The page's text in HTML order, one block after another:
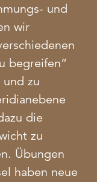
und
wir
begreifen“
zu
die
zu
Übungen
haben neue